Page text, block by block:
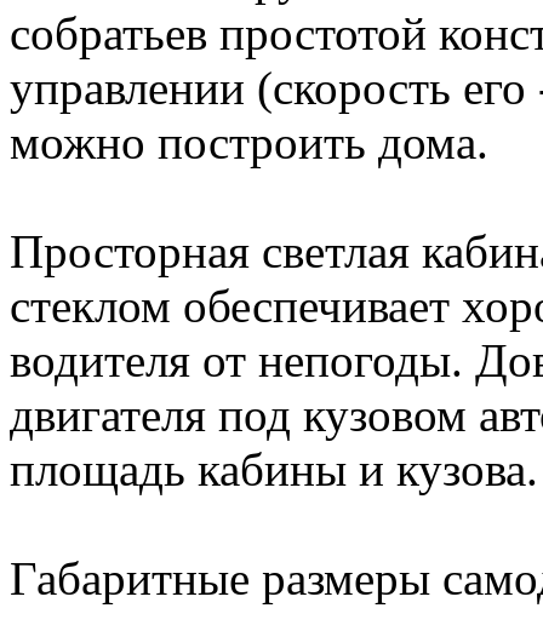
собратьев простотой
управлении (скорость
можно построить дома.
Просторная светлая
стеклом обеспечивает
водителя от непогоды.
двигателя под кузовом
площадь кабины и кузова.
Габаритные размеры